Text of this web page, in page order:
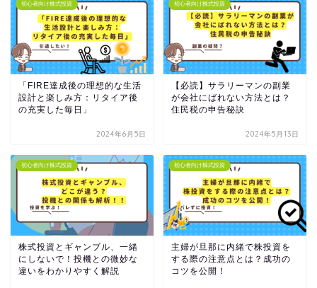
初心者向け株式投資
「FIRE達成後の理想的な生活
設計と楽しみ方：リタイア後
の充実した毎日」
2024年6月5日
初心者向け株式投資
【必読】サラリーマンの副業
が会社にばれない方法とは？
住民税の申告秘訣
2024年5月13日
初心者向け株式投資
株式投資とギャンブル、一緒
にしないで！投機との微妙な
違いをわかりやすく解説
初心者向け株式投資
主婦が旦那に内緒で株投資を
する際の注意点とは？成功の
コツを公開！